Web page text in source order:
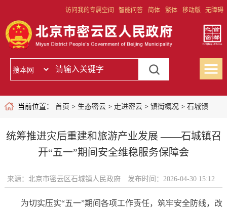
访问我的专属空间 智能问答 简体 繁体 移动版 无障碍
当前位置： 首页 > 生态密云> 走进密云> 镇街概况 > 石城镇
统筹推进灾后重建和旅游产业发展 ——石城镇召
开“五一”期间安全维稳服务保障会
来源：北京市密云区石城镇人民政府 发布时间：2026-04-30 15:12
为切实压实“五一”期间各项工作责任，筑牢安全防线，改